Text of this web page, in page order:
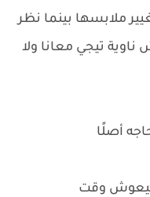
ملابسها بينما نظر
تيجي معانا ولا
أصلًا
وقت